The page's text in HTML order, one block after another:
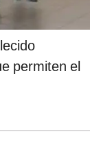
permiten el